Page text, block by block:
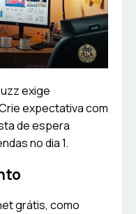
exige
expectativa com
de espera
no dia 1.
grátis, como